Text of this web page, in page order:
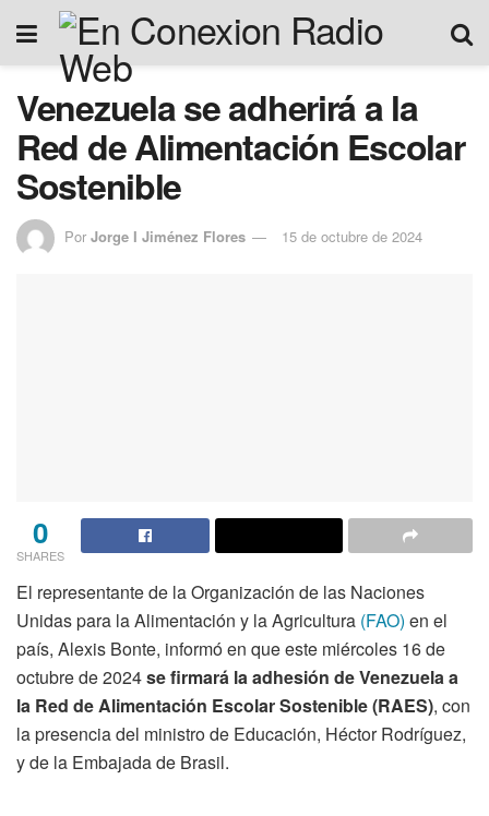
Venezuela se adherirá a la
Red de Alimentación Escolar
Sostenible
Por Jorge I Jiménez Flores 15 de octubre de 2024
0
SHARES
El representante de la Organización de las Naciones
Unidas para la Alimentación y la Agricultura (FAO) en el
país, Alexis Bonte, informó en que este miércoles 16 de
octubre de 2024se firmará la adhesión de Venezuela a
la Red de Alimentación Escolar Sostenible (RAES), con
la presencia del ministro de Educación, Héctor Rodríguez,
y de la Embajada de Brasil.